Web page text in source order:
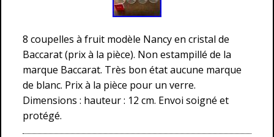
8 coupelles à fruit modèle Nancy en cristal de
Baccarat (prix à la pièce). Non estampillé de la
marque Baccarat. Très bon état aucune marque
de blanc. Prix à la pièce pour un verre.
Dimensions : hauteur : 12 cm. Envoi soigné et
protégé.